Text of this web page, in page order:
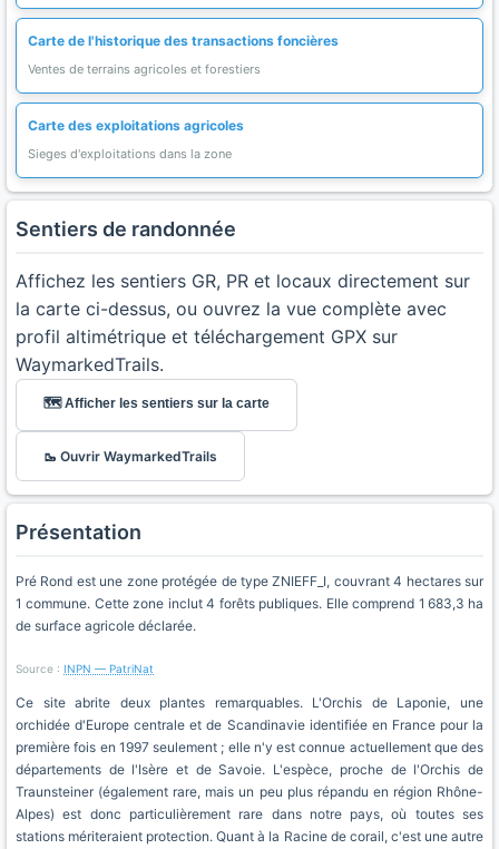
Carte de l'historique des transactions foncières
Ventes de terrains agricoles et forestiers
Carte des exploitations agricoles
Sieges d'exploitations dans la zone
Sentiers de randonnée
Affichez les sentiers GR, PR et locaux directement sur
la carte ci-dessus, ou ouvrez la vue complète avec
profil altimétrique et téléchargement GPX sur
WaymarkedTrails.
🗺️ Afficher les sentiers sur la carte
🥾 Ouvrir WaymarkedTrails
Présentation
Pré Rond est une zone protégée de type ZNIEFF_I, couvrant 4 hectares sur
1 commune. Cette zone inclut 4 forêts publiques. Elle comprend 1 683,3 ha
de surface agricole déclarée.
Source : INPN — PatriNat
Ce site abrite deux plantes remarquables. L'Orchis de Laponie, une
orchidée d'Europe centrale et de Scandinavie identifiée en France pour la
première fois en 1997 seulement ; elle n'y est connue actuellement que des
départements de l'Isère et de Savoie. L'espèce, proche de l'Orchis de
Traunsteiner (également rare, mais un peu plus répandu en région Rhône-
Alpes) est donc particulièrement rare dans notre pays, où toutes ses
stations mériteraient protection. Quant à la Racine de corail, c'est une autre